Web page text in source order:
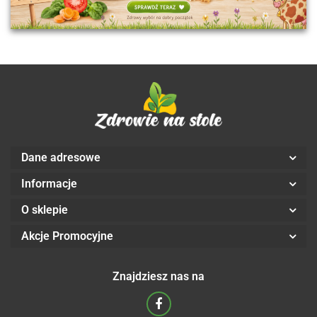
Dane adresowe
Informacje
O sklepie
Akcje Promocyjne
Znajdziesz nas na